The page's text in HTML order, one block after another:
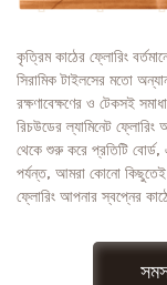
কৃত্রিম কাঠের ফ্লোরিং
সিরামিক টাইলসের মতো
রক্ষণাবেক্ষণের ও টেকসই
রিচউডের ল্যামিনেট
থেকে শুরু করে প্রতিটি বোর্ড,
পর্যন্ত, আমরা কোনো কিছুতেই
ফ্লোরিং আপনার স্বপ্নের